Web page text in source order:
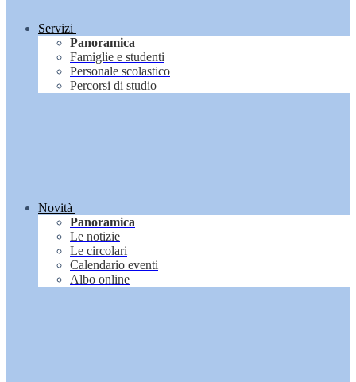
Servizi
Panoramica
Famiglie e studenti
Personale scolastico
Percorsi di studio
Novità
Panoramica
Le notizie
Le circolari
Calendario eventi
Albo online